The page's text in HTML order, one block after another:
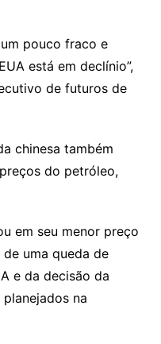
pouco fraco e
está em declínio”,
de futuros de
chinesa também
do petróleo,
em seu menor preço
uma queda de
e da decisão da
na